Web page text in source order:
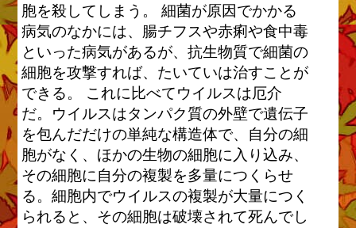
胞を殺してしまう。 細菌が原因でかかる
病気のなかには、腸チフスや赤痢や食中毒
といった病気があるが、抗生物質で細菌の
細胞を攻撃すれば、たいていは治すことが
できる。 これに比べてウイルスは厄介
だ。ウイルスはタンパク質の外壁で遺伝子
を包んだだけの単純な構造体で、自分の細
胞がなく、ほかの生物の細胞に入り込み、
その細胞に自分の複製を多量につくらせ
る。細胞内でウイルスの複製が大量につく
られると、その細胞は破壊されて死んでし